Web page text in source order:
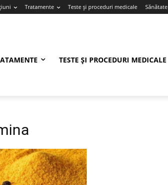
Tratamente Teste și proceduri medicale Sănătate
TESTE ȘI PROCEDURI MEDICALE